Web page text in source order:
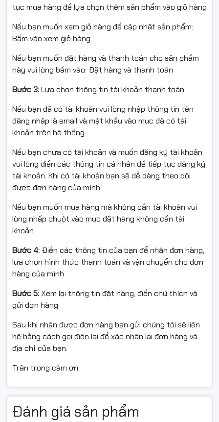
tục mua hàng để lựa chọn thêm sản phẩm vào giỏ hàng
Nếu bạn muốn xem giỏ hàng để cập nhật sản phẩm:
Bấm vào xem giỏ hàng
Nếu bạn muốn đặt hàng và thanh toán cho sản phẩm
này vui lòng bấm vào: Đặt hàng và thanh toán
Bước 3:Lựa chọn thông tin tài khoản thanh toán
Nếu bạn đã có tài khoản vui lòng nhập thông tin tên
đăng nhập là email và mật khẩu vào mục đã có tài
khoản trên hệ thống
Nếu bạn chưa có tài khoản và muốn đăng ký tài khoản
vui lòng điền các thông tin cá nhân để tiếp tục đăng ký
tài khoản. Khi có tài khoản bạn sẽ dễ dàng theo dõi
được đơn hàng của mình
Nếu bạn muốn mua hàng mà không cần tài khoản vui
lòng nhấp chuột vào mục đặt hàng không cần tài
khoản
Bước 4: Điền các thông tin của bạn để nhận đơn hàng,
lựa chọn hình thức thanh toán và vận chuyển cho đơn
hàng của mình
Bước 5:Xem lại thông tin đặt hàng, điền chú thích và
gửi đơn hàng
Sau khi nhận được đơn hàng bạn gửi chúng tôi sẽ liên
hệ bằng cách gọi điện lại để xác nhận lại đơn hàng và
địa chỉ của bạn.
Trân trọng cảm ơn.
Đánh giá sản phẩm